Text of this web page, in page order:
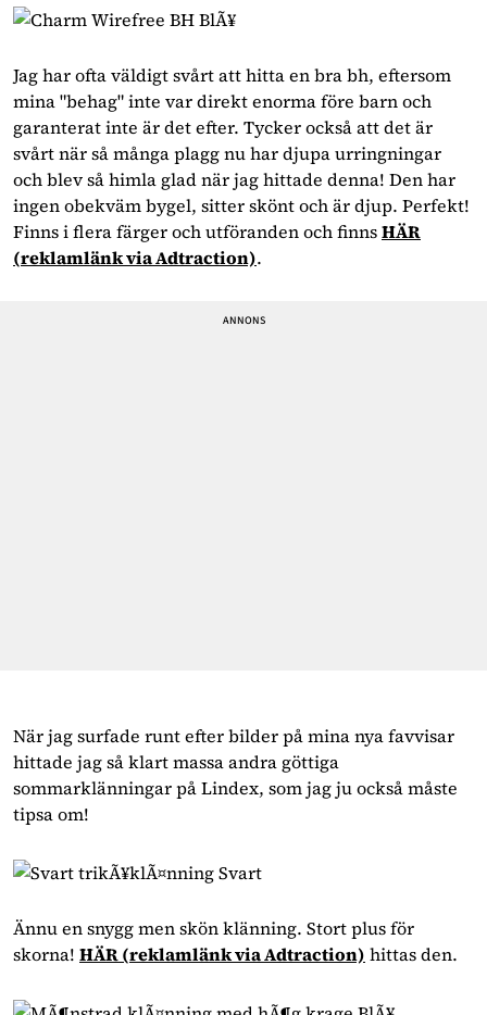
Jag har ofta väldigt svårt att hitta en bra bh, eftersom
mina "behag" inte var direkt enorma före barn och
garanterat inte är det efter. Tycker också att det är
svårt när så många plagg nu har djupa urringningar
och blev så himla glad när jag hittade denna! Den har
ingen obekväm bygel, sitter skönt och är djup. Perfekt!
Finns i flera färger och utföranden och finnsHÄR
(reklamlänk via Adtraction).
När jag surfade runt efter bilder på mina nya favvisar
hittade jag så klart massa andra göttiga
sommarklänningar på Lindex, som jag ju också måste
tipsa om!
Ännu en snygg men skön klänning. Stort plus för
skorna! HÄR(reklamlänk via Adtraction) hittas den.